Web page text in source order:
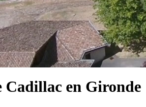
Cadillac en Gironde